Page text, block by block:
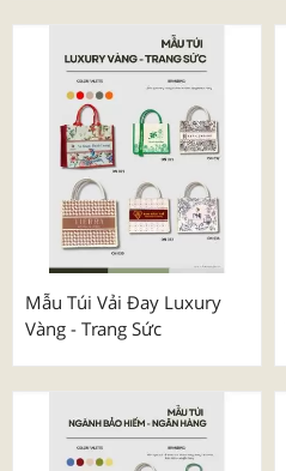
Mẫu Túi Vải Đay Luxury
Vàng - Trang Sức